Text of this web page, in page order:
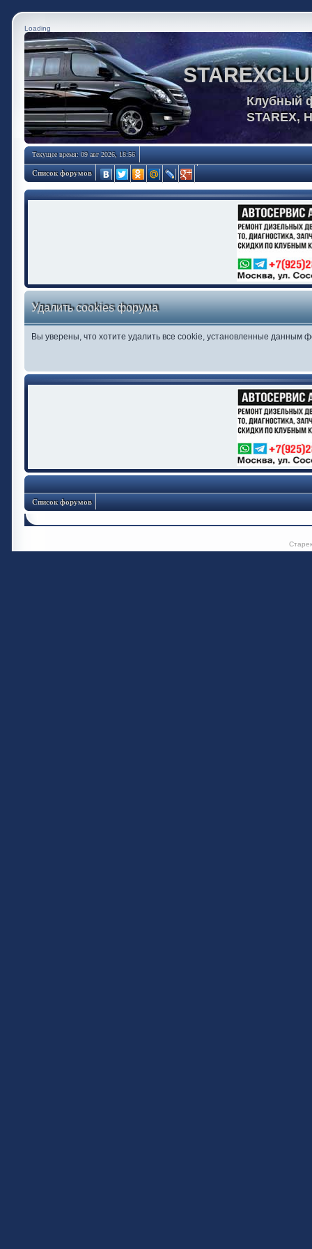
Loading
Клубный
STAREX,
Текущее время: 09 авг 2026, 18:56
Список форумов
Удалить cookies форума
Вы уверены, что хотите удалить все cookie, установленные данным
Список форумов